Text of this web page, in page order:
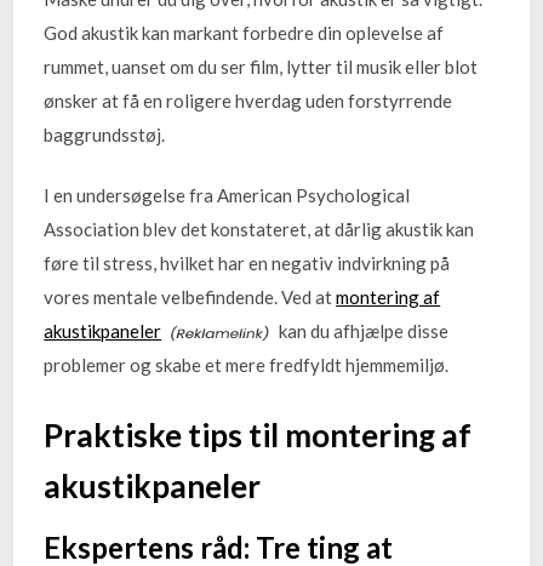
God akustik kan markant forbedre din oplevelse af
rummet, uanset om du ser film, lytter til musik eller blot
ønsker at få en roligere hverdag uden forstyrrende
baggrundsstøj.
I en undersøgelse fra American Psychological
Association blev det konstateret, at dårlig akustik kan
føre til stress, hvilket har en negativ indvirkning på
vores mentale velbefindende. Ved atmontering af
akustikpaneler
kan du afhjælpe disse
problemer og skabe et mere fredfyldt hjemmemiljø.
Praktiske tips til montering af
akustikpaneler
Ekspertens råd: Tre ting at